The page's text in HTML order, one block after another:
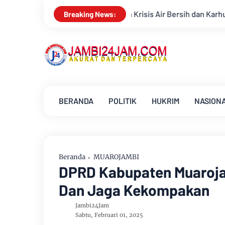
Breaking News:
Krisis Air Bersih dan Karhutla Sungai Batanghari Surut
BERANDA POLITIK HUKRIM
Beranda MUAROJAMBI
DPRD Kabupaten
Dan Jaga Kekompakan
Jambi24Jam
Sabtu, Februari 01, 2025